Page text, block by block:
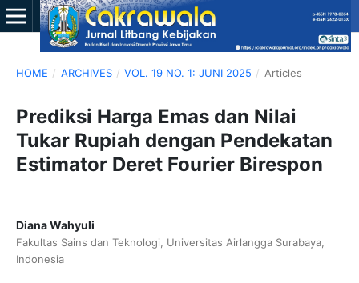
HOME / ARCHIVES / VOL. 19 NO. 1: JUNI 2025 / Articles
Prediksi Harga Emas dan Nilai
Tukar Rupiah dengan Pendekatan
Estimator Deret Fourier Birespon
Diana Wahyuli
Fakultas Sains dan Teknologi, Universitas Airlangga Surabaya,
Indonesia